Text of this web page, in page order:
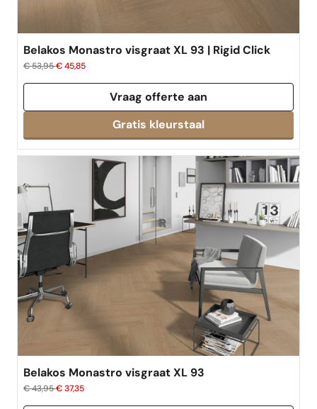
Belakos Monastro visgraat XL 93 | Rigid Click
€ 53,95€ 45,85
Vraag offerte aan
Belakos Monastro visgraat XL 93
€ 43,95€ 37,35